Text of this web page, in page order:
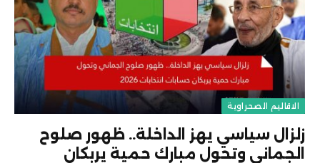
الاقاليم الصحراوية
زلزال سياسي يهز الداخلة.. ظهور صلوح
الجماني وتحول مبارك حمية يربكان